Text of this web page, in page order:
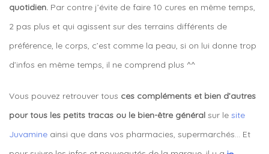
quotidien. Par contre j’évite de faire 10 cures en même temps,
2 pas plus et qui agissent sur des terrains différents de
préférence, le corps, c’est comme la peau, si on lui donne trop
d’infos en même temps, il ne comprend plus ^^
Vous pouvez retrouver tous ces compléments et bien d’autres
pour tous les petits tracas ou le bien-être général sur le site
Juvamine ainsi que dans vos pharmacies, supermarchés… Et